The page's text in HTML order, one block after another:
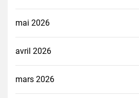
mai 2026
avril 2026
mars 2026